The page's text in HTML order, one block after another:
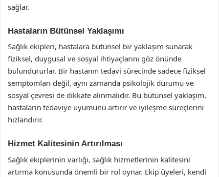
sağlar.
Hastaların Bütünsel Yaklaşımı
Sağlık ekipleri, hastalara bütünsel bir yaklaşım sunarak
fiziksel, duygusal ve sosyal ihtiyaçlarını göz önünde
bulundururlar. Bir hastanın tedavi sürecinde sadece fiziksel
semptomları değil, aynı zamanda psikolojik durumu ve
sosyal çevresi de dikkate alınmalıdır. Bu bütünsel yaklaşım,
hastaların tedaviye uyumunu artırır ve iyileşme süreçlerini
hızlandırır.
Hizmet Kalitesinin Artırılması
Sağlık ekiplerinin varlığı, sağlık hizmetlerinin kalitesini
artırma konusunda önemli bir rol oynar. Ekip üyeleri, kendi